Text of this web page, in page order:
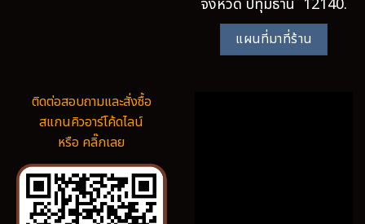
แผนที่มาที่ร้าน
ติดต่อสอบถามและสั่งซื้อ
สแกนคิวอาร์โค้ดไลน์
หรือ คลิ๊กเลย